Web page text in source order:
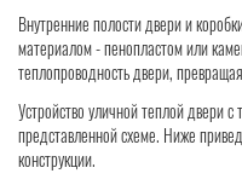
Внутренние полости двери и
материалом - пенопластом или
теплопроводность двери,
Устройство уличной теплой двери
представленной схеме. Ниже
конструкции.